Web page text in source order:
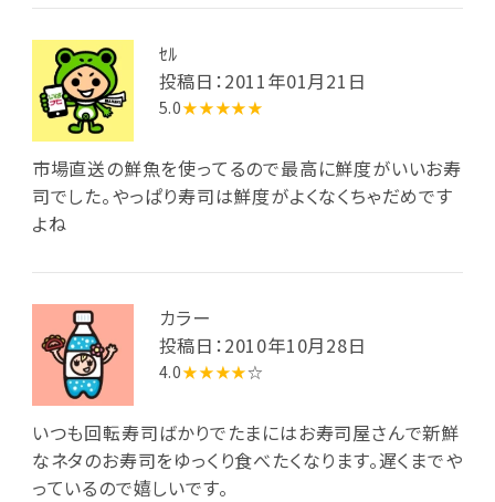
ｾﾙ
投稿日：2011年01月21日
5.0★★★★★
市場直送の鮮魚を使ってるので最高に鮮度がいいお寿
司でした。やっぱり寿司は鮮度がよくなくちゃだめです
よね
カラー
投稿日：2010年10月28日
4.0★★★★☆
いつも回転寿司ばかりでたまにはお寿司屋さんで新鮮
なネタのお寿司をゆっくり食べたくなります。遅くまでや
っているので嬉しいです。